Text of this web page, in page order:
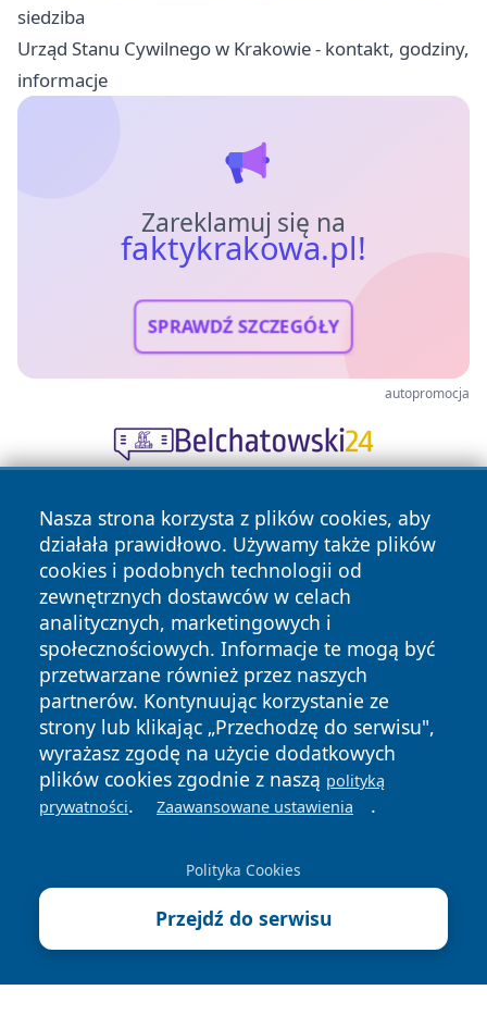
siedziba
Urząd Stanu Cywilnego w Krakowie - kontakt, godziny,
informacje
Zareklamuj się na
faktykrakowa.pl!
SPRAWDŹ SZCZEGÓŁY
autopromocja
Nasza strona korzysta z plików cookies, aby
działała prawidłowo. Używamy także plików
cookies i podobnych technologii od
zewnętrznych dostawców w celach
analitycznych, marketingowych i
społecznościowych. Informacje te mogą być
przetwarzane również przez naszych
partnerów. Kontynuując korzystanie ze
strony lub klikając „Przechodzę do serwisu",
wyrażasz zgodę na użycie dodatkowych
plików cookies zgodnie z naszą polityką
prywatności. Zaawansowane ustawienia .
Polityka Cookies
Przejdź do serwisu
Copyright © 2026 faktykrakowa.pl Wszystkie prawa
zastrzeżone.
News Autorzy
Polityka
Prywatności
Polityka
Cookies